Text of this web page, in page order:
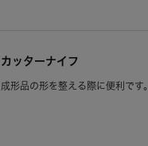
カッターナイフ
成形品の形を整える際に便利です。